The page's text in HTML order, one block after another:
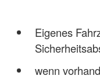
Eigenes
wenn